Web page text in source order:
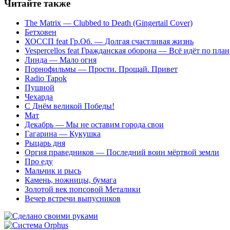
Читайте также
The Matrix — Clubbed to Death (Gingertail Cover)
Бетховен
ХОССП feat Гр.Об. — Долгая счастливая жизнь
Vespercellos feat Гражданская оборона — Всё идёт по
Линда — Мало огня
Порнофильмы — Прости. Прощай. Привет
Radio Tapok
Пушной
Чехарда
С Днём великой Победы!
Мат
Декабрь — Мы не оставим города свои
Гагарина — Кукушка
Рыцарь дня
Оргия праведников — Последний воин мёртвой земли
Про еду
Мальчик и рысь
Камень, ножницы, бумага
Золотой век попсовой Металики
Вечер встречи выпусников